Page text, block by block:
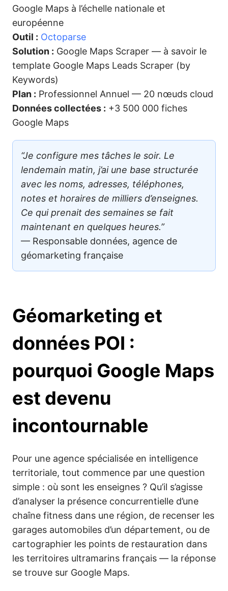
Google Maps à l’échelle nationale et
européenne
Outil : Octoparse
Solution : Google Maps Scraper — à savoir le
template Google Maps Leads Scraper (by
Keywords)
Plan : Professionnel Annuel — 20 nœuds cloud
Données collectées : +3 500 000 fiches
Google Maps
“Je configure mes tâches le soir. Le
lendemain matin, j’ai une base structurée
avec les noms, adresses, téléphones,
notes et horaires de milliers d’enseignes.
Ce qui prenait des semaines se fait
maintenant en quelques heures.”
— Responsable données, agence de
géomarketing française
Géomarketing et
données POI :
pourquoi Google Maps
est devenu
incontournable
Pour une agence spécialisée en intelligence
territoriale, tout commence par une question
simple : où sont les enseignes ? Qu’il s’agisse
d’analyser la présence concurrentielle d’une
chaîne fitness dans une région, de recenser les
garages automobiles d’un département, ou de
cartographier les points de restauration dans
les territoires ultramarins français — la réponse
se trouve sur Google Maps.